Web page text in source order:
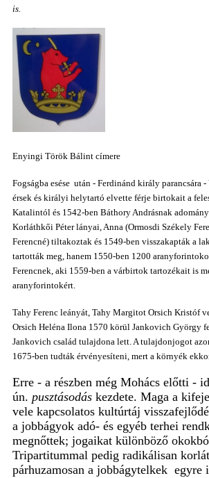
is.
Enyingi Török Bálint címere
Fogságba esése után - Ferdinánd király parancsára
érsek és királyi helytartó elvette férje birtokait a
Katalintól és 1542-ben Báthory Andrásnak
Korláthkői Péter lányai, Anna (Ormosdi Székely
Ferencné) tiltakoztak és 1549-ben visszakapták a
tartották meg, hanem 1550-ben 1200
Ferencnek, aki 1559-ben a várbirtok tartozékait is
aranyforintokért.
Tahy Ferenc leányát, Tahy Margitot Orsich Kristóf
Orsich Heléna Ilona 1570 körül Jankovich György
Jankovich család tulajdona lett. A tulajdonjogot
1675-ben tudták érvényesíteni, mert a környék
Erre - a részben még Mohács előtti -
ún. pusztásodás kezdete. Maga a
vele kapcsolatos kultúrtáj
a jobbágyok adó- és egyéb terhei
megnőttek; jogaikat különböző
Tripartitummal pedig radikálisan
párhuzamosan a jobbágytelkek egyre